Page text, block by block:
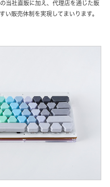
当社直販に加え、代理店を通じた販
い販売体制を実現してまいります。